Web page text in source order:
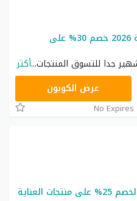
كوبون خصم اي هيرب السعودية 2026 خصم 30% على
جدا للتسوق المنتجات...أكثر
OBP3235عرض الكوبون
No Expires
قسيمة تخفيض اي هيرب 2026 لخصم 25% على منتجات العناية